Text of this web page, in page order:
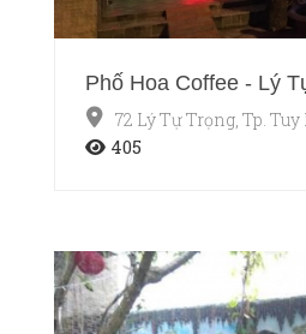
Phố Hoa Coffee - Lý
72 Lý Tự Trọng, Tp. Tuy
405